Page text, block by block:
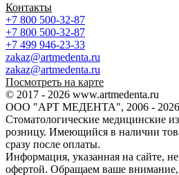
Контакты
+7 800 500-32-87
+7 800 500-32-87
+7 499 946-23-33
zakaz@artmedenta.ru
zakaz@artmedenta.ru
Посмотреть на карте
© 2017 - 2026 www.artmedenta.ru
ООО "АРТ МЕДЕНТА", 2006 - 2026.
Стоматологические медицинские
розницу. Имеющийся в наличии
сразу после оплаты.
Информация, указанная на сайте,
офертой. Обращаем ваше